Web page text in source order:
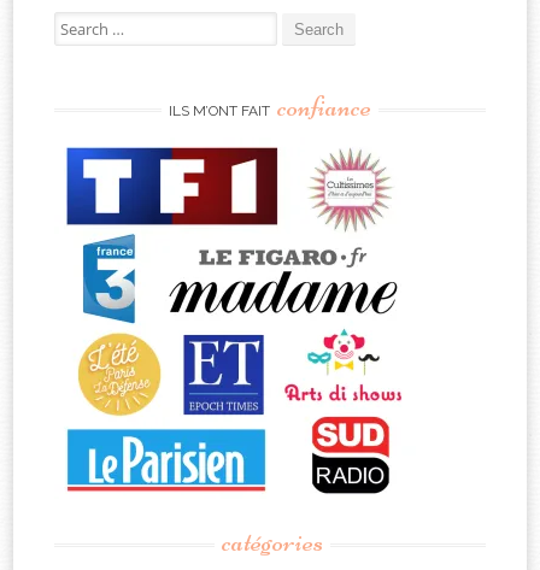
Search
for:
ILS M’ONT FAIT confiance
catégories